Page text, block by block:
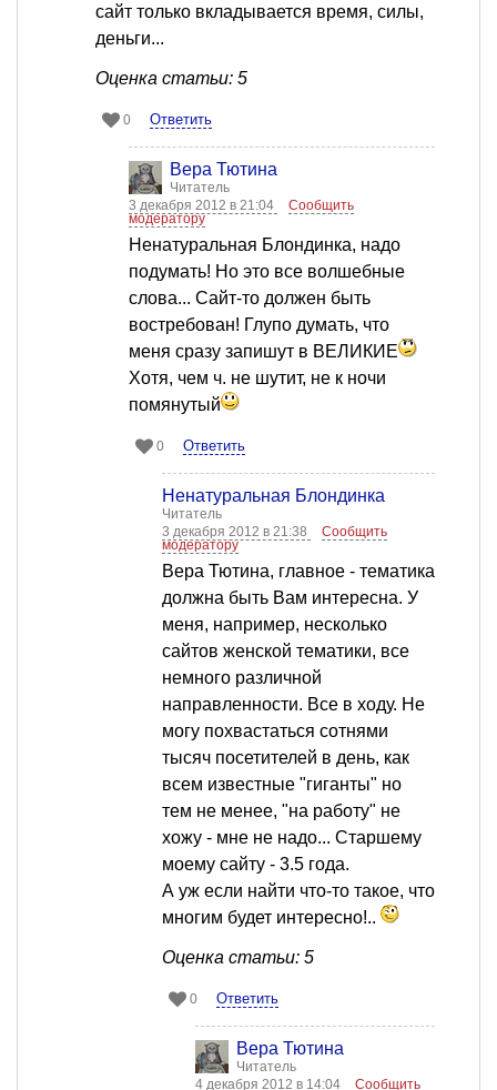
сайт только вкладывается время, силы,
деньги...
Оценка статьи: 5
0 Ответить
Вера Тютина
Читатель
3 декабря 2012 в 21:04
Сообщить
модератору
Ненатуральная Блондинка, надо
подумать! Но это все волшебные
слова... Сайт-то должен быть
востребован! Глупо думать, что
меня сразу запишут в ВЕЛИКИЕ
Хотя, чем ч. не шутит, не к ночи
помянутый
0 Ответить
Ненатуральная Блондинка
Читатель
3 декабря 2012 в 21:38
Сообщить
модератору
Вера Тютина, главное - тематика
должна быть Вам интересна. У
меня, например, несколько
сайтов женской тематики, все
немного различной
направленности. Все в ходу. Не
могу похвастаться сотнями
тысяч посетителей в день, как
всем известные "гиганты" но
тем не менее, "на работу" не
хожу - мне не надо... Старшему
моему сайту - 3.5 года.
А уж если найти что-то такое, что
многим будет интересно!..
Оценка статьи: 5
0 Ответить
Вера Тютина
Читатель
4 декабря 2012 в 14:04
Сообщить